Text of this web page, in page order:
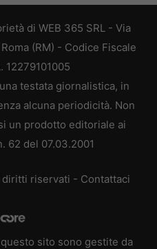
di WEB 365 SRL - Via
(RM) - Codice Fiscale
12279101005
testata giornalistica, in
alcuna periodicità. Non
un prodotto editoriale ai
62 del 07.03.2001
riservati - Contattaci
sito sono gestite da